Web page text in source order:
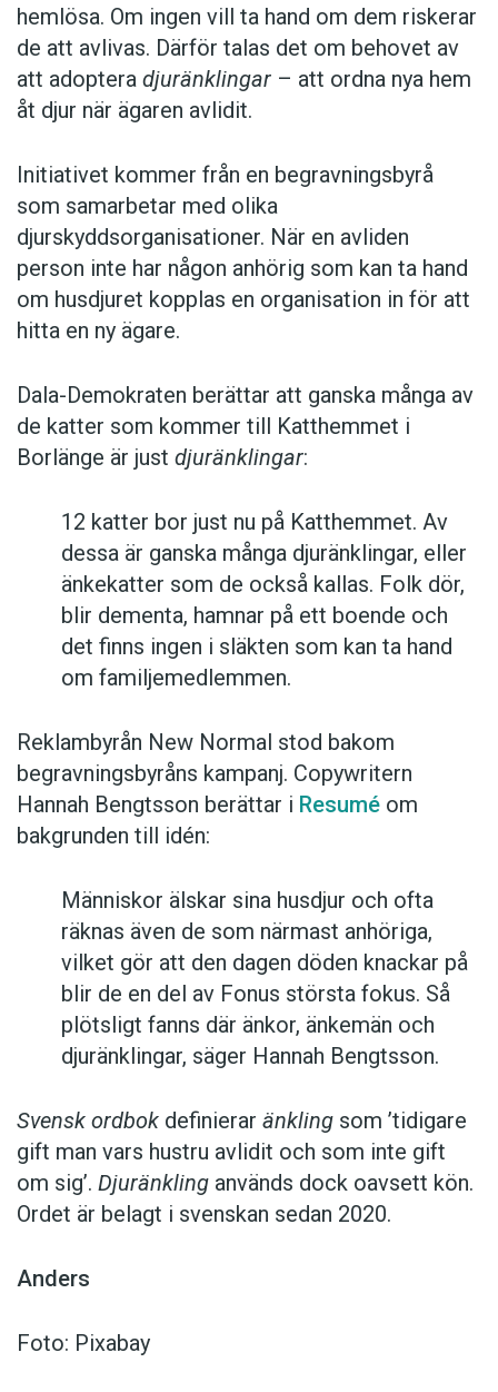
hemlösa. Om ingen vill ta hand om dem riskerar
de att avlivas. Därför talas det om behovet av
att adoptera djuränklingar – att ordna nya hem
åt djur när ägaren avlidit.
Initiativet kommer från en begravningsbyrå
som samarbetar med olika
djurskyddsorganisationer. När en avliden
person inte har någon anhörig som kan ta hand
om husdjuret kopplas en organisation in för att
hitta en ny ägare.
Dala-Demokraten berättar att ganska många av
de katter som kommer till Katthemmet i
Borlänge är just djuränklingar:
12 katter bor just nu på Katthemmet. Av
dessa är ganska många djuränklingar, eller
änkekatter som de också kallas. Folk dör,
blir dementa, hamnar på ett boende och
det finns ingen i släkten som kan ta hand
om familjemedlemmen.
Reklambyrån New Normal stod bakom
begravningsbyråns kampanj. Copywritern
Hannah Bengtsson berättar i Resumé om
bakgrunden till idén:
Människor älskar sina husdjur och ofta
räknas även de som närmast anhöriga,
vilket gör att den dagen döden knackar på
blir de en del av Fonus största fokus. Så
plötsligt fanns där änkor, änkemän och
djuränklingar, säger Hannah Bengtsson.
Svensk ordbok definierar änkling som ’tidigare
gift man vars hustru av­lidit och som inte gift
om sig’. Djuränkling används dock oavsett kön.
Ordet är belagt i svenskan sedan 2020.
Anders
Foto: Pixabay